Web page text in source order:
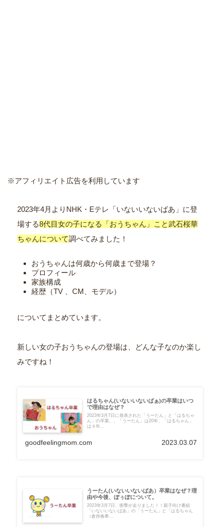
※アフィリエイト広告を利用しています
2023年4月よりNHK・Eテレ「いないいないばあ」に登
場する8代目女の子になる「おうちゃん」こと武石桜華
ちゃんについて調べてみました！
おうちゃんは何歳から何歳まで登場？
プロフィール
家族構成
経歴（TV 、CM、モデル）
についてまとめています。
新しい女の子おうちゃんの登場は、どんな子なのか楽し
みですね！
はるちゃん(いないいないばぁ)の卒業はいつ
で理由はなぜ？
2023年3月7日に発表された「うーたん」と「はるちゃ
ん」の卒業。。「うーたん」は20年、「はるちゃん」
は４年...
goodfeelingmom.com 2023.03.07
うーたん(いないいないばあ）卒業はなぜ？理
由や今後、ぽぅぽについて。
2023年3月7日、衝撃が走りました！！親子向け番組
「いないいないばあ」の「うーたん」と「はるちゃん
（倉持春希...